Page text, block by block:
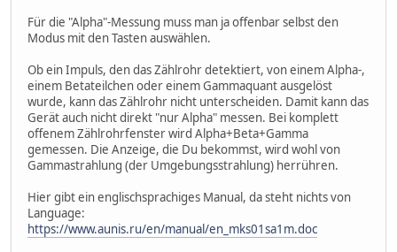
Für die "Alpha"-Messung muss man ja offenbar selbst den
Modus mit den Tasten auswählen.
Ob ein Impuls, den das Zählrohr detektiert, von einem Alpha-,
einem Betateilchen oder einem Gammaquant ausgelöst
wurde, kann das Zählrohr nicht unterscheiden. Damit kann das
Gerät auch nicht direkt "nur Alpha" messen. Bei komplett
offenem Zählrohrfenster wird Alpha+Beta+Gamma
gemessen. Die Anzeige, die Du bekommst, wird wohl von
Gammastrahlung (der Umgebungsstrahlung) herrühren.
Hier gibt ein englischsprachiges Manual, da steht nichts von
Language:
https://www.aunis.ru/en/manual/en_mks01sa1m.doc